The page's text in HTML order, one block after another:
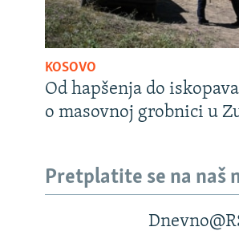
KOSOVO
Od hapšenja do
o masovnoj grobnici u
Pretplatite se na naš